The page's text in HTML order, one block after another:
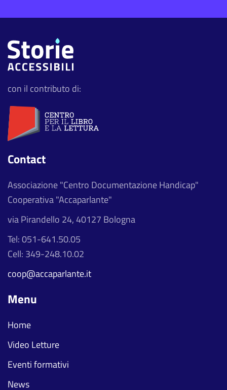
con il contributo di:
Contact
Associazione "Centro Documentazione Handicap"
Cooperativa "Accaparlante"
via Pirandello 24, 40127 Bologna
Tel: 051-641.50.05
Cell: 349-248.10.02
coop@accaparlante.it
Menu
Home
Video Letture
Eventi formativi
News